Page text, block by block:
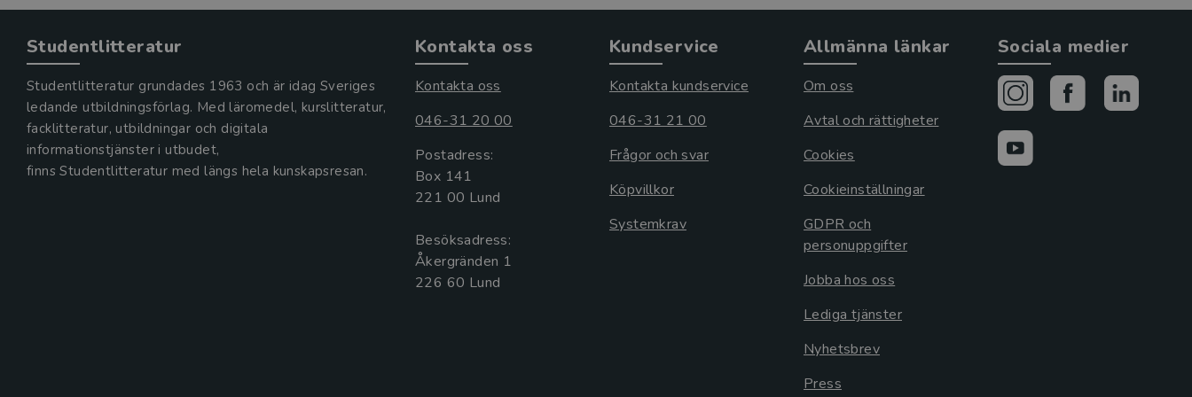
Studentlitteratur
Studentlitteratur grundades 1963 och är idag Sveriges
ledande utbildningsförlag. Med läromedel, kurslitteratur,
facklitteratur, utbildningar och digitala
informationstjänster i utbudet,
finns Studentlitteratur med längs hela kunskapsresan.
Kontakta oss
Kontakta oss
046-31 20 00
Postadress:
Box 141
221 00 Lund
Besöksadress:
Åkergränden 1
Kundservice
Kontakta kundservice
046-31 21 00
Frågor och svar
Köpvillkor
Systemkrav
Allmänna länkar
Om oss
Avtal och rättigheter
Cookies
Cookieinställningar
GDPR och
personuppgifter
Jobba hos oss
Lediga tjänster
Nyhetsbrev
Press
Sociala medier